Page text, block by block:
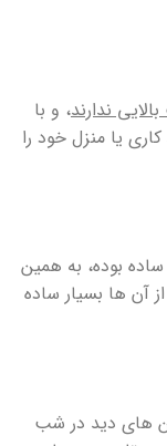
ندارند، و با
یا منزل خود را
ساده بوده، به همین
آن ها بسیار ساده
های دید در شب